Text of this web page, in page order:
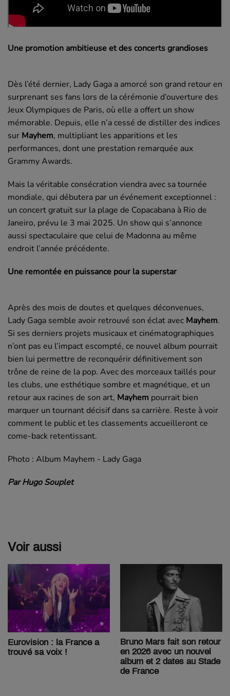
Une promotion ambitieuse et des concerts grandioses
Dès l’été dernier, Lady Gaga a amorcé son grand retour en
surprenant ses fans lors de la cérémonie d’ouverture des
Jeux Olympiques de Paris, où elle a offert un show
mémorable. Depuis, elle n’a cessé de distiller des indices
sur Mayhem, multipliant les apparitions et les
performances, dont une prestation remarquée aux
Grammy Awards.
Mais la véritable consécration viendra avec sa tournée
mondiale, qui débutera par un événement exceptionnel :
un concert gratuit sur la plage de Copacabana à Rio de
Janeiro, prévu le 3 mai 2025. Un show qui s’annonce
aussi spectaculaire que celui de Madonna au même
endroit l’année précédente.
Une remontée en puissance pour la superstar
Après des mois de doutes et quelques déconvenues,
Lady Gaga semble avoir retrouvé son éclat avec Mayhem.
Si ses derniers projets musicaux et cinématographiques
n’ont pas eu l’impact escompté, ce nouvel album pourrait
bien lui permettre de reconquérir définitivement son
trône de reine de la pop. Avec des morceaux taillés pour
les clubs, une esthétique sombre et magnétique, et un
retour aux racines de son art, Mayhem pourrait bien
marquer un tournant décisif dans sa carrière. Reste à voir
comment le public et les classements accueilleront ce
come-back retentissant.
Photo : Album Mayhem - Lady Gaga
Par Hugo Souplet
Voir aussi
Eurovision : la France a
trouvé sa voix !
Bruno Mars fait son retour
en 2026 avec un nouvel
album et 2 dates au Stade
de France